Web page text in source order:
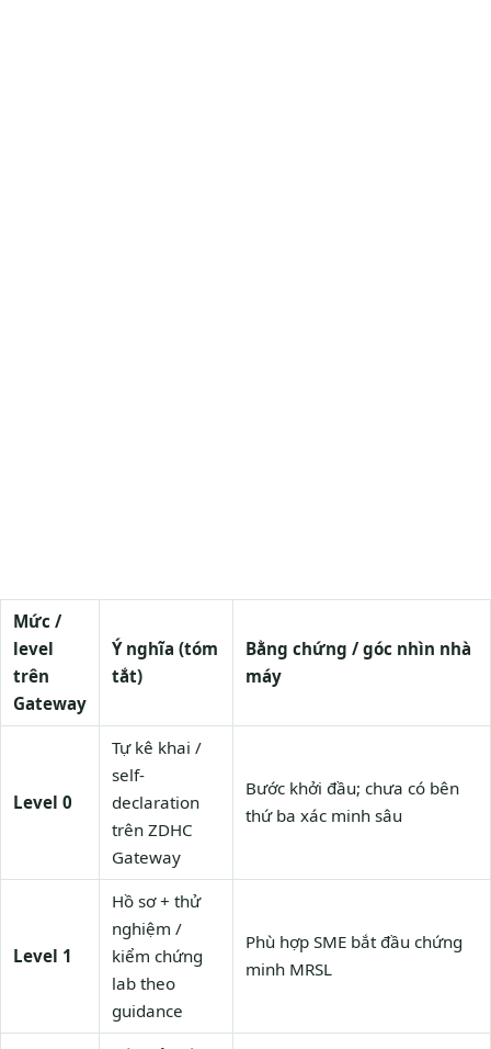
Mức /
level
trên
Gateway
Ý nghĩa (tóm
tắt)
Bằng chứng / góc nhìn nhà
máy
Level 0
Tự kê khai /
self-
declaration
trên ZDHC
Gateway
Bước khởi đầu; chưa có bên
thứ ba xác minh sâu
Level 1
Hồ sơ + thử
nghiệm /
kiểm chứng
lab theo
guidance
Phù hợp SME bắt đầu chứng
minh MRSL